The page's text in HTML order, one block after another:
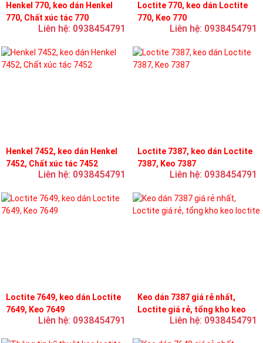
Henkel 770, keo dán Henkel
770, Chất xúc tác 770
Liên hệ: 0938454791
Loctite 770, keo dán Loctite
770, Keo 770
Liên hệ: 0938454791
Henkel 7452, keo dán Henkel
7452, Chất xúc tác 7452
Liên hệ: 0938454791
Loctite 7387, keo dán Loctite
7387, Keo 7387
Liên hệ: 0938454791
Loctite 7649, keo dán Loctite
7649, Keo 7649
Liên hệ: 0938454791
Keo dán 7387 giá rẻ nhất,
Loctite giá rẻ, tổng kho keo
Liên hệ: 0938454791